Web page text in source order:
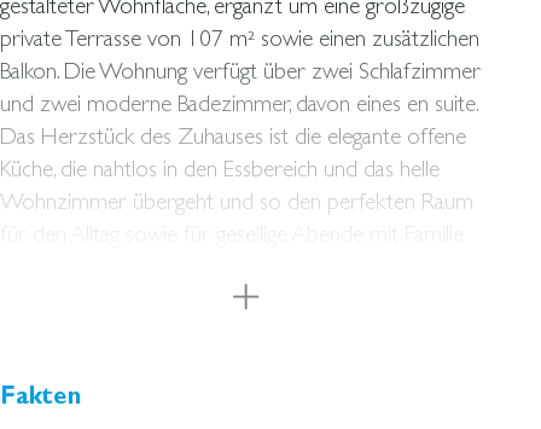
private Terrasse von 107 m² sowie einen zusätzlichen
Balkon. Die Wohnung verfügt über zwei Schlafzimmer
und zwei moderne Badezimmer, davon eines en suite.
Das Herzstück des Zuhauses ist die elegante offene
Küche, die nahtlos in den Essbereich und das helle
Wohnzimmer übergeht und so den perfekten Raum
für den Alltag sowie für gesellige Abende mit Familie
große, sonnige Terrasse – der ideale Ort, um zu jeder
besonderer Wert auf Stil und Komfort gelegt.
Fakten